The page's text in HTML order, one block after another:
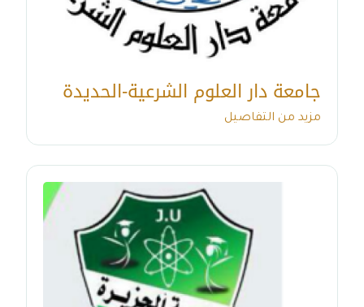
جامعة دار العلوم الشرعية-الحديدة
مزيد من التفاصيل